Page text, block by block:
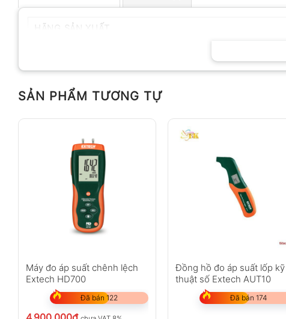
SẢN PHẨM TƯƠNG TỰ
Máy đo áp suất chênh lệch
Extech HD700
Đã bán 122
Đồng hồ đo áp suất lốp kỹ
thuật số Extech AUT10
Đã bán 174